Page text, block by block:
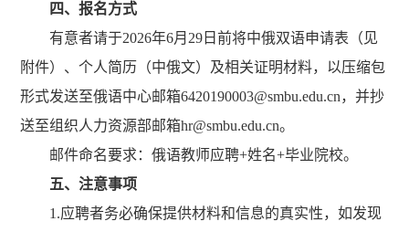
四、报名方式
有意者请于2026年6月29日前将中俄双语申请表（见
附件）、个人简历（中俄文）及相关证明材料，以压缩包
形式发送至俄语中心邮箱6420190003@smbu.edu.cn，并抄
送至组织人力资源部邮箱hr@smbu.edu.cn。
邮件命名要求：俄语教师应聘+姓名+毕业院校。
五、注意事项
1.应聘者务必确保提供材料和信息的真实性，如发现